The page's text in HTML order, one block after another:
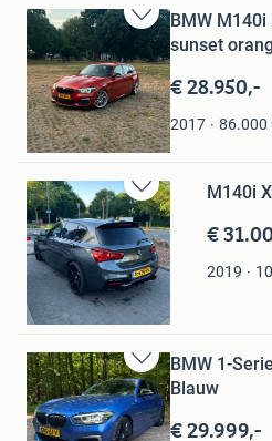
Bewaren
Mijn
Favorieten
BMW
sunset
€ 28.950,-
2017 86.000
mark
Jabeek
Bewaren
in
Mijn
Favorieten
M140i
€
2019
Julio
Wassenaar
Bewaren
in
Mijn
Favorieten
BMW 1-
Blauw
€ 29.999,-